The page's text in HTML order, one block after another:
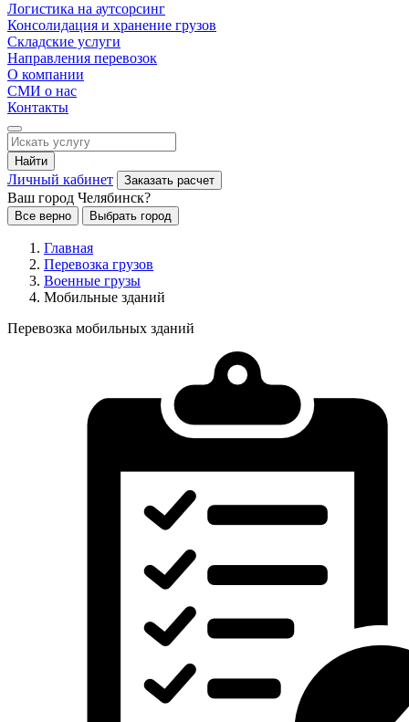
Логистика на аутсорсинг
Консолидация и хранение грузов
Складские услуги
Направления перевозок
О компании
СМИ о нас
Контакты
Найти
Личный кабинет Заказать расчет
Ваш город Челябинск?
Все верно Выбрать город
Главная
Перевозка грузов
Военные грузы
Мобильные зданий
Перевозка мобильных зданий